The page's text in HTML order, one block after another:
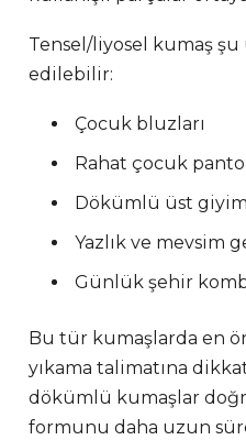
Tensel/liyosel kumaş
edilebilir:
Çocuk bluzları
Rahat çocuk
Dökümlü üst
Yazlık ve mevsim
Günlük şehir
Bu tür kumaşlarda en
yıkama talimatına
dökümlü kumaşlar
formunu daha uzun